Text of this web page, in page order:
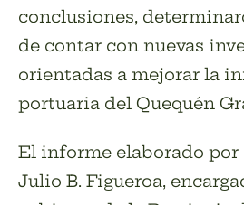
conclusiones,
de contar con nuevas
orientadas a mejorar la
portuaria del Quequén
El informe elaborado por
Julio B. Figueroa,